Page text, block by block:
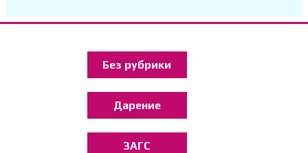
Без рубрики
Дарение
ЗАГС